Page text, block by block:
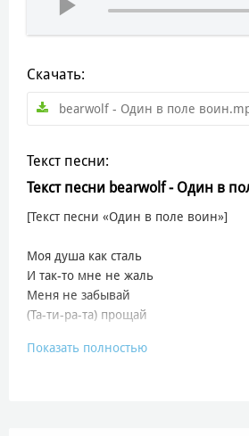
Скачать:
bearwolf - Один в поле
Текст песни:
Текст песни bearwolf - Один в
[Текст песни «Один в поле воин»]
Моя душа как сталь
И так-то мне не жаль
Меня не забывай
(Та-ти-ра-та) прощай
Моя душа как сталь
Показать полностью